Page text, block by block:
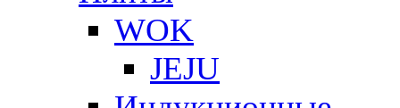
WOK
JEJU